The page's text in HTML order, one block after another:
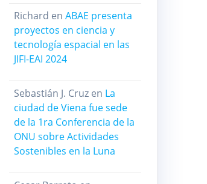
Richard en ABAE presenta
proyectos en ciencia y
tecnología espacial en las
JIFI-EAI 2024
Sebastián J. Cruzen La
ciudad de Viena fue sede
de la 1ra Conferencia de la
ONU sobre Actividades
Sostenibles en la Luna